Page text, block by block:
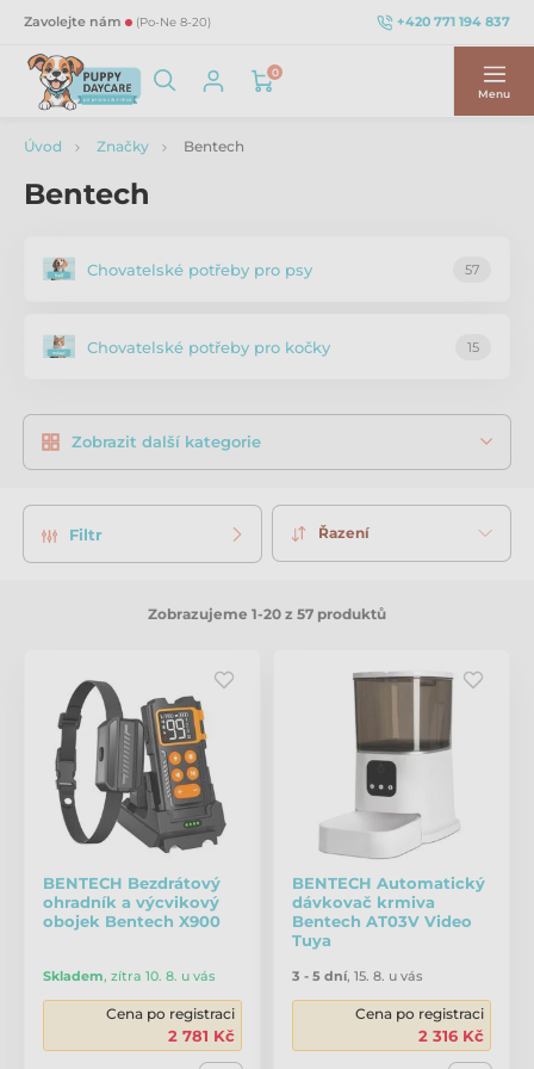
Zavolejte nám (Po-Ne 8-20) +420 771 194 837
0
Menu
Úvod Značky Bentech
Bentech
Chovatelské potřeby pro psy 57
Chovatelské potřeby pro kočky 15
Zobrazit další kategorie
Filtr Řazení
Zobrazujeme 1-20 z 57 produktů
BENTECH Bezdrátový
ohradník a výcvikový
obojek Bentech X900
Skladem, zítra 10. 8. u vás
Cena po registraci
2 781 Kč
BENTECH Automatický
dávkovač krmiva
Bentech AT03V Video
Tuya
3 - 5 dní, 15. 8. u vás
Cena po registraci
2 316 Kč